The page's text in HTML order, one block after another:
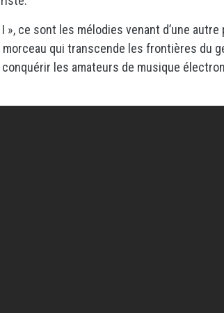
ce sont les mélodies venant d’une autre
qui transcende les frontières du
les amateurs de musique